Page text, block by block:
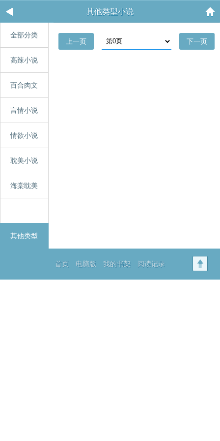
其他类型小说
全部分类
高辣小说
百合肉文
言情小说
情欲小说
耽美小说
海棠耽美
其他类型
上一页 下一页
首页 电脑版 我的书架 阅读记录